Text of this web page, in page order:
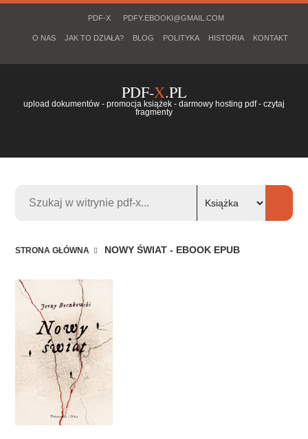
PDF-X PDFY.EBOOKI@GMAIL.COM
O NAS JAK TO DZIAŁA? BLOG POLITYKA HISTORIA KONTAKT
PDF-X.PL
upload dokumentów - promocja książek - darmowy hosting pdf - czytaj
fragmenty
STRONA GŁÓWNA NOWY ŚWIAT - EBOOK EPUB